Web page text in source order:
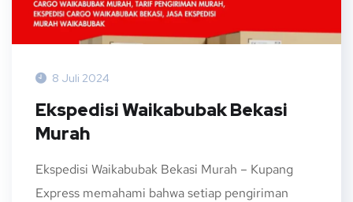
8 Juli 2024
Ekspedisi Waikabubak Bekasi
Murah
Ekspedisi Waikabubak Bekasi Murah – Kupang
Express memahami bahwa setiap pengiriman